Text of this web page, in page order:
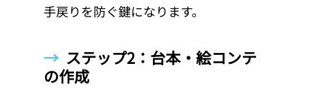
手戻りを防ぐ鍵になります。
→ ステップ2：台本・絵コンテ
の作成